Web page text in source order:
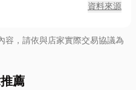
資料來源
容，請依與店家實際交易協議為
薦